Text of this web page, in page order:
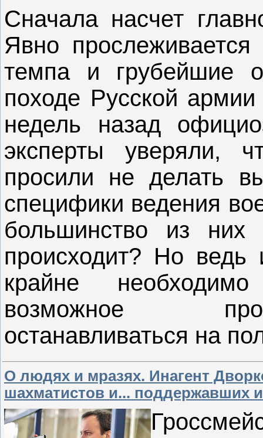
Сначала насчет
Явно
темпа и грубейшие
походе Русской
недель назад
эксперты уверяли,
просили не делать
специфики ведения
большинство из них
происходит? Но ведь
крайне
возможное
останавливаться на
О людях и мразях. Инагент
шахматистов и... поддержавших